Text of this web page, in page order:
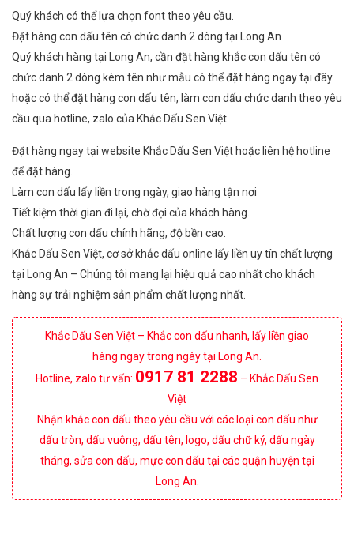
Quý khách có thể lựa chọn font theo yêu cầu.
Đặt hàng con dấu tên có chức danh 2 dòng tại Long An
Quý khách hàng tại Long An, cần đặt hàng khắc con dấu tên có
chức danh 2 dòng kèm tên như mẫu có thể đặt hàng ngay tại đây
hoặc có thể đặt hàng con dấu tên, làm con dấu chức danh theo yêu
cầu qua hotline, zalo của Khắc Dấu Sen Việt.
Đặt hàng ngay tại website Khắc Dấu Sen Việt hoặc liên hệ hotline
để đặt hàng.
Làm con dấu lấy liền trong ngày, giao hàng tận nơi
Tiết kiệm thời gian đi lại, chờ đợi của khách hàng.
Chất lượng con dấu chính hãng, độ bền cao.
Khắc Dấu Sen Việt, cơ sở khắc dấu online lấy liền uy tín chất lượng
tại Long An – Chúng tôi mang lại hiệu quả cao nhất cho khách
hàng sự trải nghiệm sản phẩm chất lượng nhất.
Khắc Dấu Sen Việt – Khắc con dấu nhanh, lấy liền giao
hàng ngay trong ngày tại Long An.
Hotline, zalo tư vấn: 0917 81 2288 – Khắc Dấu Sen
Việt
Nhận khắc con dấu theo yêu cầu với các loại con dấu như
dấu tròn, dấu vuông, dấu tên, logo, dấu chữ ký, dấu ngày
tháng, sửa con dấu, mực con dấu tại các quận huyện tại
Long An.